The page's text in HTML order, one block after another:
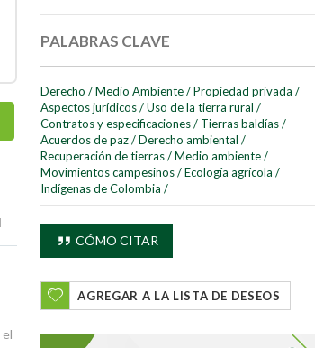
PALABRAS CLAVE
Derecho / Medio Ambiente / Propiedad privada /
Aspectos jurídicos / Uso de la tierra rural /
Contratos y especificaciones / Tierras baldías /
Acuerdos de paz / Derecho ambiental /
Recuperación de tierras / Medio ambiente /
Movimientos campesinos / Ecología agrícola /
Indígenas de Colombia /
CÓMO CITAR
AGREGAR A LA LISTA DE DESEOS